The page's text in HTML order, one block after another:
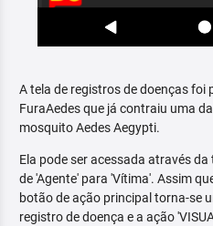
A tela de registros de doenças foi
FuraAedes que já contraiu uma
mosquito Aedes Aegypti.
Ela pode ser acessada através
de 'Agente' para 'Vítima'. Assim
botão de ação principal torna-se
registro de doença e a ação